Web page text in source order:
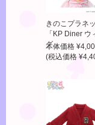
きのこプラネ
「KP Diner ウ
グ」
本体価格
(税込価格